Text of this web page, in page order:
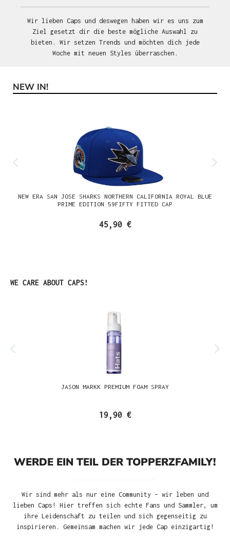
Wir lieben Caps und deswegen haben wir es uns zum
Ziel gesetzt dir die beste mögliche Auswahl zu
bieten. Wir setzen Trends und möchten dich jede
Woche mit neuen Styles überraschen.
Produktgalerie überspringen
NEW IN!
NEW ERA SAN JOSE SHARKS NORTHERN CALIFORNIA ROYAL BLUE
PRIME EDITION 59FIFTY FITTED CAP
45,90 €
Produktgalerie überspringen
WE CARE ABOUT CAPS!
JASON MARKK PREMIUM FOAM SPRAY
19,90 €
WERDE EIN TEIL DER TOPPERZFAMILY!
Wir sind mehr als nur eine Community – wir leben und
lieben Caps! Hier treffen sich echte Fans und Sammler, um
ihre Leidenschaft zu teilen und sich gegenseitig zu
inspirieren. Gemeinsam machen wir jede Cap einzigartig!